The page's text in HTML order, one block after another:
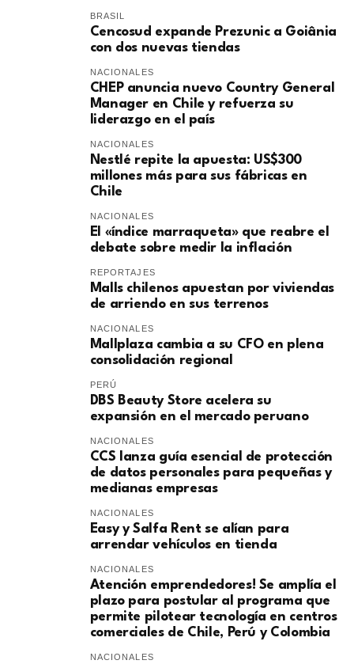
BRASIL
Cencosud expande Prezunic a Goiânia
con dos nuevas tiendas
NACIONALES
CHEP anuncia nuevo Country General
Manager en Chile y refuerza su
liderazgo en el país
NACIONALES
Nestlé repite la apuesta: US$300
millones más para sus fábricas en
Chile
NACIONALES
El «índice marraqueta» que reabre el
debate sobre medir la inflación
REPORTAJES
Malls chilenos apuestan por viviendas
de arriendo en sus terrenos
NACIONALES
Mallplaza cambia a su CFO en plena
consolidación regional
PERÚ
DBS Beauty Store acelera su
expansión en el mercado peruano
NACIONALES
CCS lanza guía esencial de protección
de datos personales para pequeñas y
medianas empresas
NACIONALES
Easy y Salfa Rent se alían para
arrendar vehículos en tienda
NACIONALES
Atención emprendedores! Se amplía el
plazo para postular al programa que
permite pilotear tecnología en centros
comerciales de Chile, Perú y Colombia
NACIONALES